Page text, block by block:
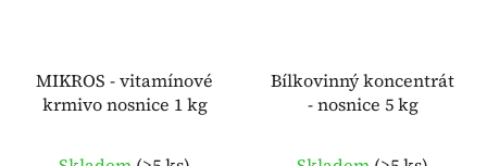
MIKROS - vitamínové
krmivo nosnice 1 kg
Bílkovinný koncentrát
- nosnice 5 kg